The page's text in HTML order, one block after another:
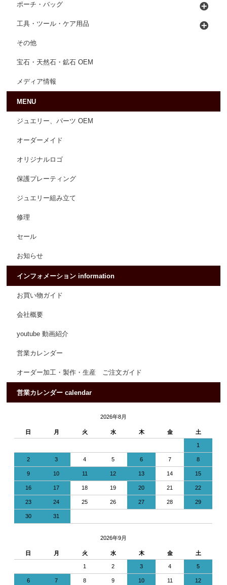
ポーチ・バッグ
工具・ツール・ケア用品
その他
宝石・天然石・鉱石 OEM
メディア情報
MENU
ジュエリー、パーツ OEM
オーダーメイド
オリジナルロゴ
保護プレーティング
ジュエリー組み立て
修理
セール
お知らせ
インフォメーション information
お買い物ガイド
会社概要
youtube 動画紹介
営業カレンダー
オーダー加工・製作・生産 ご注文ガイド
営業カレンダー calendar
2026年8月
日 月 火 水 木 金 土
1
2 3 4 5 6 7 8
9 10 11 12 13 14 15
16 17 18 19 20 21 22
23 24 25 26 27 28 29
30 31
2026年9月
日 月 火 水 木 金 土
1 2 3 4 5
6 7 8 9 10 11 12